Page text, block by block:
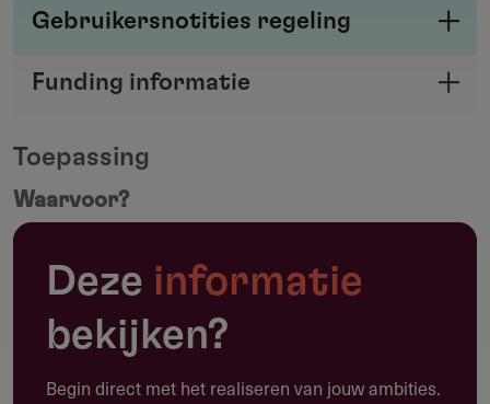
Toepassing
Waarvoor?
Deze regeling stimuleert duurzame versterking van
cultuureducatie in het Caribisch deel van het Koninkrijk. Je
werkt samen met scholen om leerlingen in het primair,
gespecialiseerd, voortgezet en middelbaar
beroepsonderwijs meer mogelijkheden te geven om met
cultuur in aanraking te komen.
Gebruikersnotities regeling
verstrekker met de Fondswervingonline
Maak een notitie
Funding informatie
Deze informatie
bekijken?
Begin direct met het realiseren van jouw ambities.